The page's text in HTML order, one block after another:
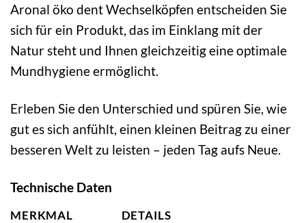
Aronal öko dent Wechselköpfen entscheiden Sie
sich für ein Produkt, das im Einklang mit der
Natur steht und Ihnen gleichzeitig eine optimale
Mundhygiene ermöglicht.
Erleben Sie den Unterschied und spüren Sie, wie
gut es sich anfühlt, einen kleinen Beitrag zu einer
besseren Welt zu leisten – jeden Tag aufs Neue.
Technische Daten
MERKMAL DETAILS